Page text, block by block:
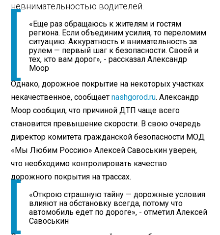
невнимательностью водителей.
«Еще раз обращаюсь к жителям и гостям
региона. Если объединим усилия, то переломим
ситуацию. Аккуратность и внимательность за
рулем — первый шаг к безопасности. Своей и
тех, кто вам дорог», - рассказал Александр
Моор
Однако, дорожное покрытие на некоторых участках
некачественное, сообщаетnashgorod.ru. Александр
Моор сообщил, что причиной ДТП чаще всего
становится превышение скорости. В свою очередь
директор комитета гражданской безопасности МОД
«Мы Любим Россию» Алексей Савоськин уверен,
что необходимо контролировать качество
дорожного покрытия на трассах.
«Открою страшную тайну — дорожные условия
влияют на обстановку всегда, потому что
автомобиль едет по дороге», - отметил Алексей
Савоськин